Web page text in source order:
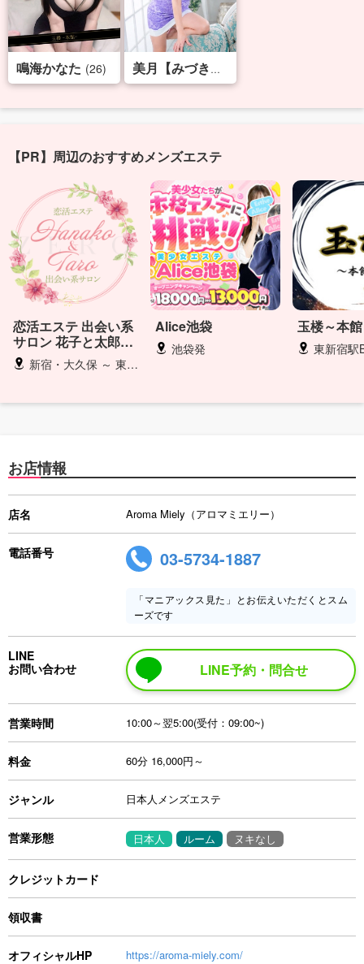
鳴海かなた (26) 美月【みづき】
【PR】周辺のおすすめメンズエステ
恋活エステ 出会い系
サロン 花子と太郎
ZERO
新宿・大久保 ～ 東京２３区（ご相談下さい）
Alice池袋
池袋発
玉楼～本
東新宿駅B3
お店情報
店名 Aroma Miely（アロマミエリー）
電話番号 03-5734-1887
「マニアックス見た」とお伝えいただくとスム
ーズです
LINE
お問い合わせ
LINE予約・問合せ
営業時間 10:00～翌5:00(受付：09:00~)
料金 60分 16,000円～
ジャンル 日本人メンズエステ
営業形態 日本人 ルーム ヌキなし
クレジットカード
領収書
オフィシャルHP https://aroma-miely.com/